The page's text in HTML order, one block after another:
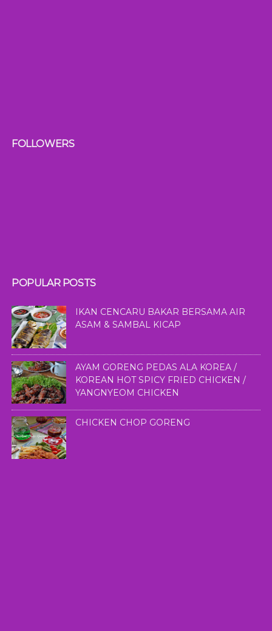
FOLLOWERS
POPULAR POSTS
IKAN CENCARU BAKAR BERSAMA AIR
ASAM & SAMBAL KICAP
AYAM GORENG PEDAS ALA KOREA /
KOREAN HOT SPICY FRIED CHICKEN /
YANGNYEOM CHICKEN
CHICKEN CHOP GORENG